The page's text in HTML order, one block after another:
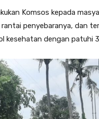
Komsos kepada
penyebaranya, dan
dengan patuhi